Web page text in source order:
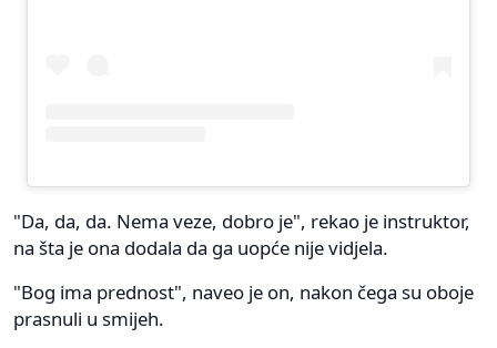
"Da, da, da. Nema veze, dobro je", rekao je instruktor,
na šta je ona dodala da ga uopće nije vidjela.
"Bog ima prednost", naveo je on, nakon čega su oboje
prasnuli u smijeh.